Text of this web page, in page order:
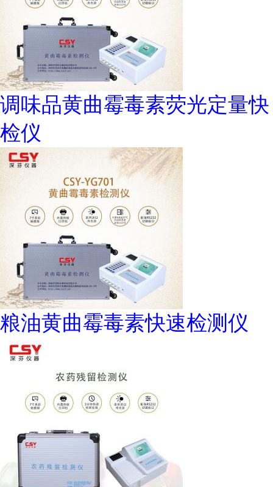
调味品黄曲霉毒素荧光定量快
检仪
粮油黄曲霉毒素快速检测仪